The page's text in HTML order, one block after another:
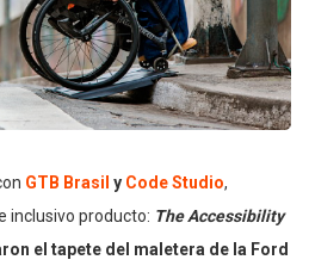
GTB Brasil y Code Studio,
inclusivo producto: The Accessibility
el tapete del maletera de la Ford